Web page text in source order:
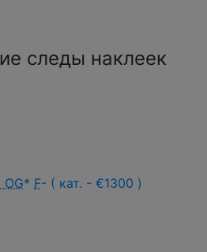
следы наклеек
OG* F- ( кат. - €1300 )